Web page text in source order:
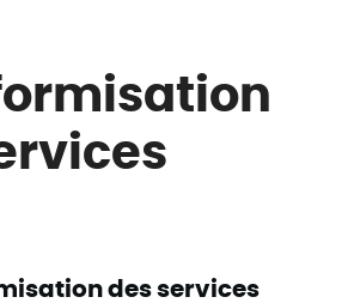
des services